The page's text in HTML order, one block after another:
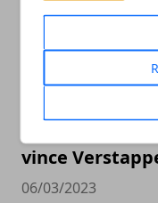
vince
06/03/2023